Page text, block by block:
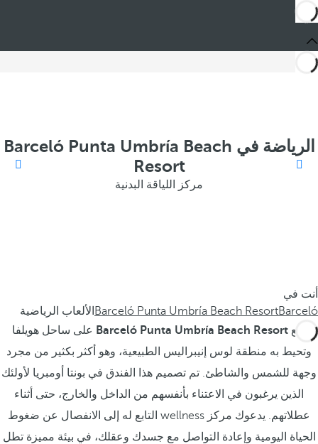
الرياضة في Barceló Punta Umbría Beach
Resort
مركز اللياقة البدنية
أنت في
Barceló
Barceló Punta Umbría Beach Resort الألعاب الرياضية
يقع Barceló Punta Umbría Beach Resort على ساحل هويلفا
وتحيط به منطقة لوس إنيبراليس الطبيعية، وهو أكثر بكثير من مجرد
وجهة للشمس والشاطئ. تم تصميم هذا الفندق في بونتا أومبريا لأولئك
الذين يرغبون في الاعتناء بأنفسهم من الداخل والخارج، حتى أثناء
عطلاتهم. يدعوك مركز wellness التابع له إلى الانفصال عن ضغوط
الحياة اليومية وإعادة التواصل مع جسدك وعقلك، في بيئة مميزة تطل